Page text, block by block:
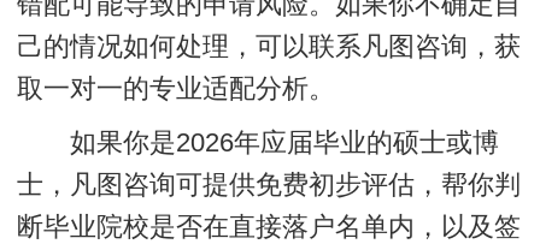
己的情况如何处理，可以联系凡图咨询，获
取一对一的专业适配分析。
如果你是2026年应届毕业的硕士或博
士，凡图咨询可提供免费初步评估，帮你判
断毕业院校是否在直接落户名单内，以及签